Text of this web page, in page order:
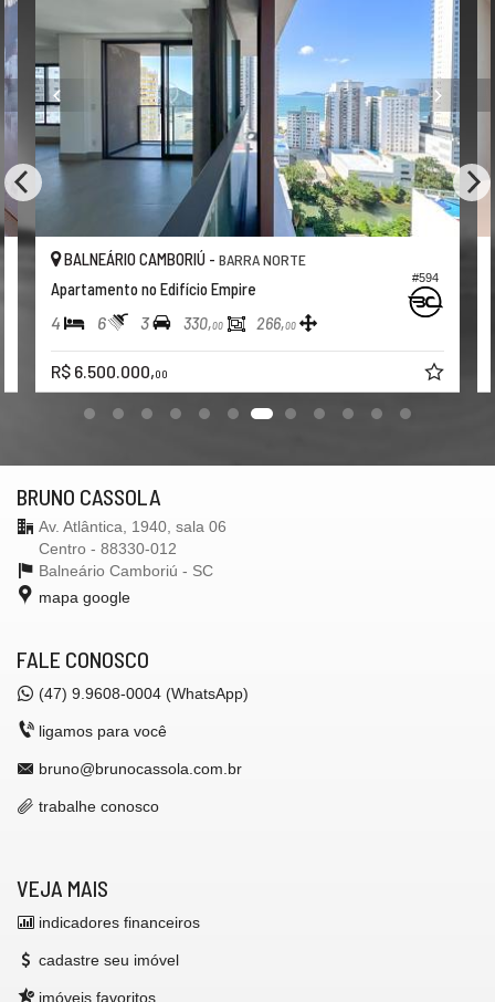
#594
BALNEÁRIO CAMBORIÚ - BARRA NORTE
Apartamento no Edifício Empire
4 6 3 330,00 266,00
R$ 6.500.000,00
BRUNO CASSOLA
Av. Atlântica, 1940, sala 06
Centro - 88330-012
Balneário Camboriú - SC
mapa google
FALE CONOSCO
(47) 9.9608-0004 (WhatsApp)
ligamos para você
bruno@brunocassola.com.br
trabalhe conosco
VEJA MAIS
indicadores financeiros
cadastre seu imóvel
imóveis favoritos